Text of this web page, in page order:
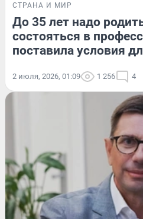
СТРАНА И МИР
До 35 лет надо
состояться в
поставила условия
2 июля, 2026, 01:09 1 256 4